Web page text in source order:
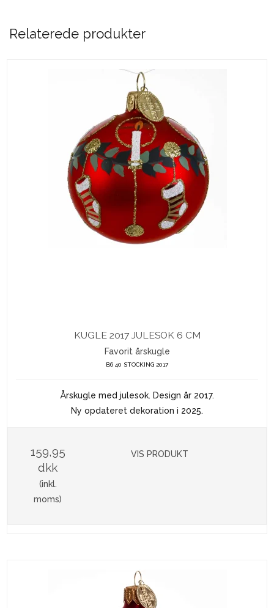
Relaterede produkter
KUGLE 2017 JULESOK 6 CM
Favorit årskugle
B6 40 STOCKING 2017
Årskugle med julesok. Design år 2017.
Ny opdateret dekoration i 2025.
159,95
dkk
(inkl.
moms)
VIS PRODUKT